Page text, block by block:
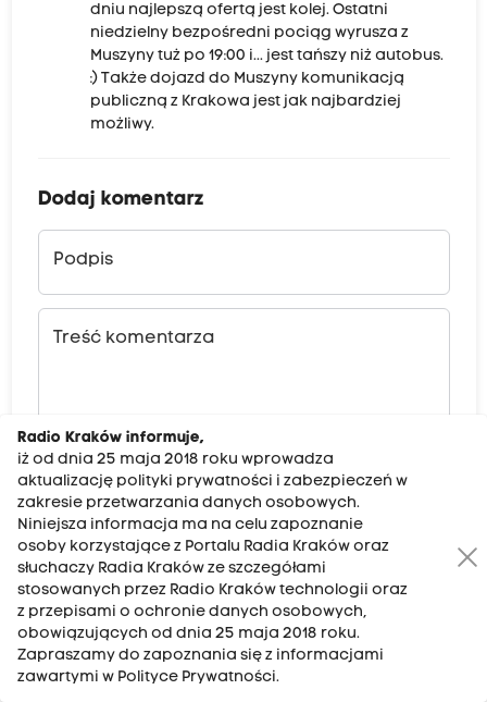
dniu najlepszą ofertą jest kolej. Ostatni
niedzielny bezpośredni pociąg wyrusza z
Muszyny tuż po 19:00 i... jest tańszy niż autobus.
:) Także dojazd do Muszyny komunikacją
publiczną z Krakowa jest jak najbardziej
możliwy.
Dodaj komentarz
Podpis
Treść komentarza
DODAJ KOMENTARZ
Najnowsze
Radio Kraków informuje,
iż od dnia 25 maja 2018 roku wprowadza
aktualizację polityki prywatności i zabezpieczeń w
zakresie przetwarzania danych osobowych.
Niniejsza informacja ma na celu zapoznanie
osoby korzystające z Portalu Radia Kraków oraz
słuchaczy Radia Kraków ze szczegółami
stosowanych przez Radio Kraków technologii oraz
z przepisami o ochronie danych osobowych,
obowiązujących od dnia 25 maja 2018 roku.
Zapraszamy do zapoznania się z informacjami
zawartymi w Polityce Prywatności.